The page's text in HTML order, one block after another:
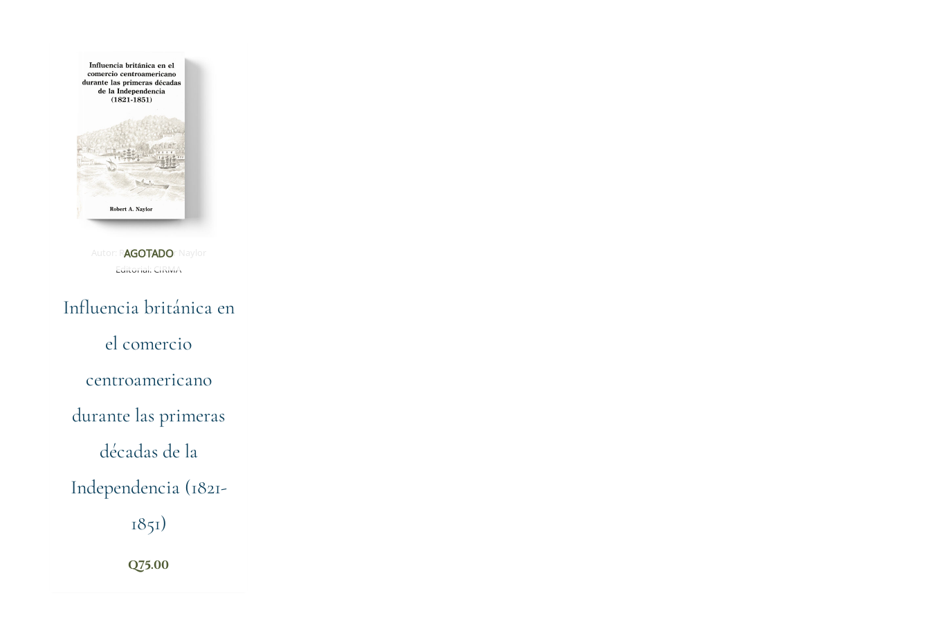
AGOTADO
Autor: Robert Arthur Naylor
Editorial: CIRMA
Influencia británica en
el comercio
centroamericano
durante las primeras
décadas de la
Independencia (1821-
1851)
Q75.00